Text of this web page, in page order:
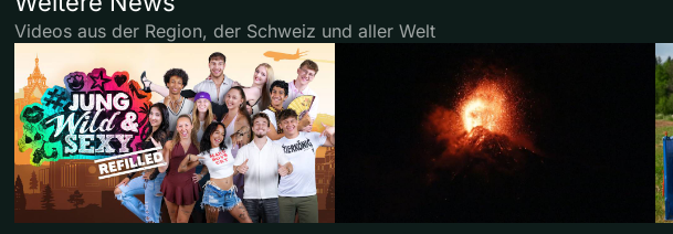
Videos aus der Region, der Schweiz und aller Welt